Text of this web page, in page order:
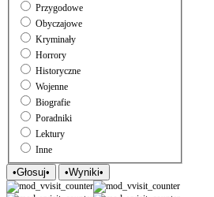
Przygodowe
Obyczajowe
Kryminały
Horrory
Historyczne
Wojenne
Biografie
Poradniki
Lektury
Inne